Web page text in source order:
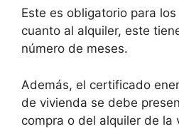
Este es obligatorio para
cuanto al alquiler, este
número de meses.
Además, el certificado
de vivienda se debe
compra o del alquiler de la